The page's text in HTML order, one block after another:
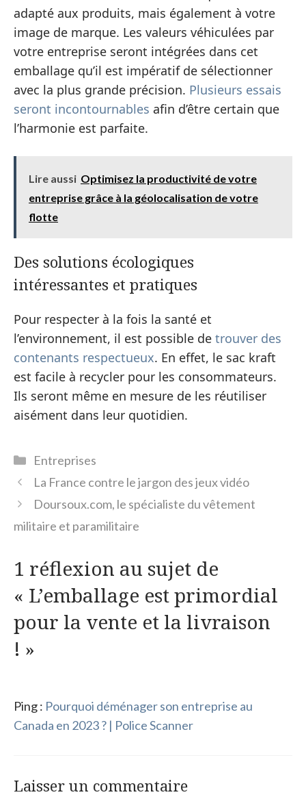
adapté aux produits, mais également à votre
image de marque. Les valeurs véhiculées par
votre entreprise seront intégrées dans cet
emballage qu’il est impératif de sélectionner
avec la plus grande précision. Plusieurs essais
seront incontournables afin d’être certain que
l’harmonie est parfaite.
Lire aussi Optimisez la productivité de votre
entreprise grâce à la géolocalisation de votre
flotte
Des solutions écologiques
intéressantes et pratiques
Pour respecter à la fois la santé et
l’environnement, il est possible de trouver des
contenants respectueux. En effet, le sac kraft
est facile à recycler pour les consommateurs.
Ils seront même en mesure de les réutiliser
aisément dans leur quotidien.
Catégories
Entreprises
La France contre le jargon des jeux vidéo
Doursoux.com, le spécialiste du vêtement
militaire et paramilitaire
1 réflexion au sujet de
« L’emballage est primordial
pour la vente et la livraison
! »
Ping : Pourquoi déménager son entreprise au
Canada en 2023 ? | Police Scanner
Laisser un commentaire